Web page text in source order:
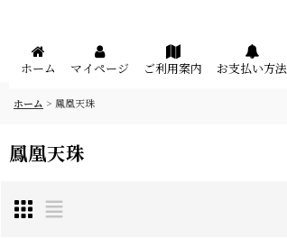
メニュー
ホーム マイページ ご利用案内 お支払い方法
ホーム > 鳳凰天珠
鳳凰天珠